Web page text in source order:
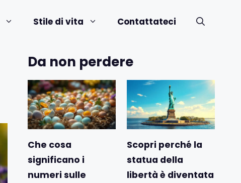
Stile di vita Contattateci
Da non perdere
Che cosa
significano i
numeri sulle
Scopri perché la
statua della
libertà è diventata